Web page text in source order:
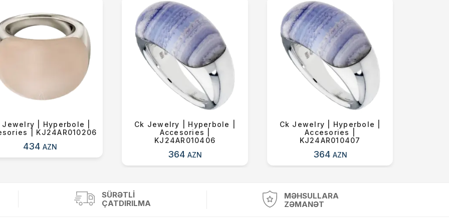
Jewelry | Hyperbole |
| KJ24AR010206
434 AZN
Ck Jewelry | Hyperbole |
Accesories |
KJ24AR010406
364AZN
Ck Jewelry | Hyperbole |
Accesories |
KJ24AR010407
364 AZN
SÜRƏTLI
ÇATDIRILMA
MƏHSULLARA
ZƏMANƏT